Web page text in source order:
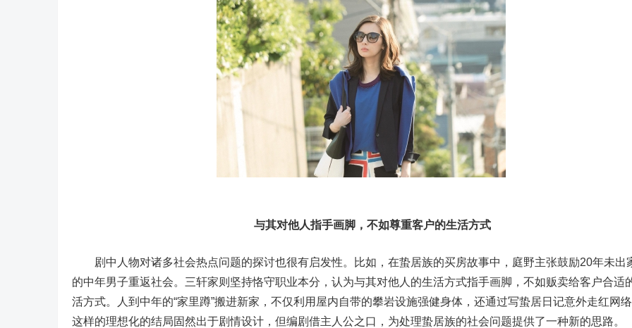
与其对他人指手画脚，不如尊重客户的生活方式
剧中人物对诸多社会热点问题的探讨也很有启发性。比如，在蛰居族的买房故事中，庭野主张鼓励20年未出
的中年男子重返社会。三轩家则坚持恪守职业本分，认为与其对他人的生活方式指手画脚，不如贩卖给客户合适
活方式。人到中年的“家里蹲”搬进新家，不仅利用屋内自带的攀岩设施强健身体，还通过写蛰居日记意外走红网络
这样的理想化的结局固然出于剧情设计，但编剧借主人公之口，为处理蛰居族的社会问题提供了一种新的思路。